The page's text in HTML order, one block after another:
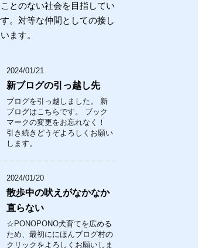
とのない社会を目指してい
。対等な仲間としての接し
ます。
2024/01/21
新ブログの引っ越し先
ブログを引っ越しました。 新
ブログはこちらです。 ブック
マークの変更をお忘れなく！
引き続きどうぞよろしくお願い
します。
2024/01/20
散歩中の吠えがなかなか
直らない
☆PONOPONO犬育てを広める
ため、最初ににほんブログ村の
クリックをよろしくお願いしま